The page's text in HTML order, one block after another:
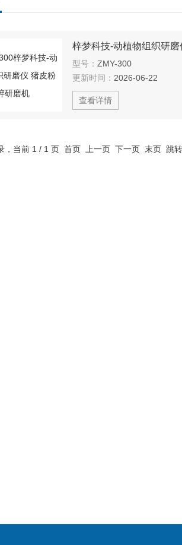
型号： ZMY-300
更新时间： 2026-06-22
查看详情
，当前 1 / 1 页 首页 上一页 下一页 末页 跳